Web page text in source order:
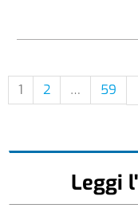
1 2 … 59
Leggi